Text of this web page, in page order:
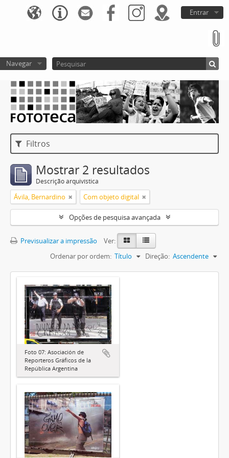
Entrar
Navegar
Filtros
Mostrar 2 resultados
Descrição arquivística
Ávila, Bernardino Com objeto digital
Opções de pesquisa avançada
Previsualizar a impressão
Ver:
Ordenar por ordem: Título Direção: Ascendente
Foto 07: Asociación de
Reporteros Gráficos de la
República Argentina